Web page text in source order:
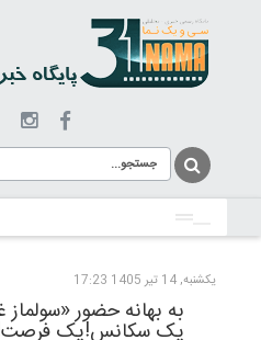
یکشنبه, 14 تیر 1405 17:23
به بهانه حضور
یک سکانس!یک